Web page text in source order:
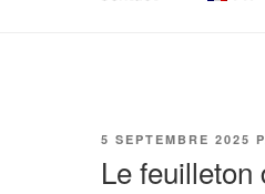
PUBLIÉ
5 SEPTEMBRE 2025
Le feuilleton